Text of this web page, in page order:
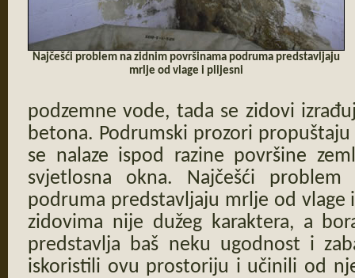
Najčešći problem na zidnim površinama podruma predstavljaju
mrlje od vlage i plijesni
podzemne vode, tada se zidovi
betona. Podrumski prozori
se nalaze ispod razine površine
svjetlosna okna. Najčešći
podruma predstavljaju mrlje od vlage
zidovima nije dužeg karaktera, a
predstavlja baš neku ugodnost i
iskoristili ovu prostoriju i učinili od